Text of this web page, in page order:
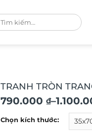
TRANH TRÒN
790.000 ₫–
Khoảng
giá:
Chọn kích thước: